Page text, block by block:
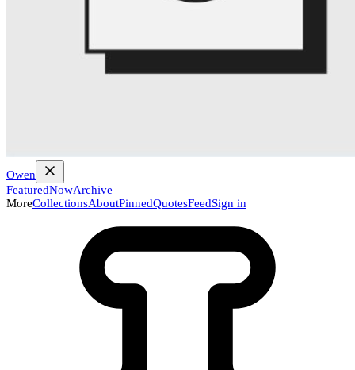
Owen
FeaturedNowArchive
MoreCollectionsAboutPinnedQuotesFeedSign in